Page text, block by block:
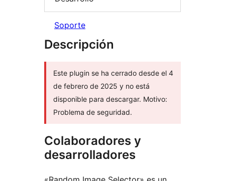
Soporte
Descripción
Este plugin se ha cerrado desde el 4
de febrero de 2025 y no está
disponible para descargar. Motivo:
Problema de seguridad.
Colaboradores y
desarrolladores